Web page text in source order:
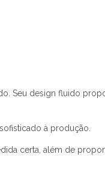
Seu design fluido
à produção.
certa, além de